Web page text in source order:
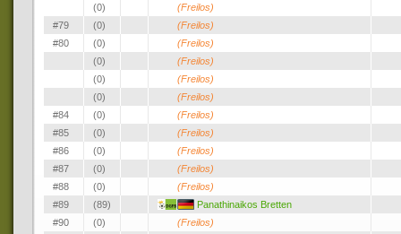
(0)
(Freilos)
#79
(0)
(Freilos)
#80
(0)
(Freilos)
(0)
(Freilos)
(0)
(Freilos)
(0)
(Freilos)
#84
(0)
(Freilos)
#85
(0)
(Freilos)
#86
(0)
(Freilos)
#87
(0)
(Freilos)
#88
(0)
(Freilos)
#89
(89)
Panathinaikos Bretten
#90
(0)
(Freilos)